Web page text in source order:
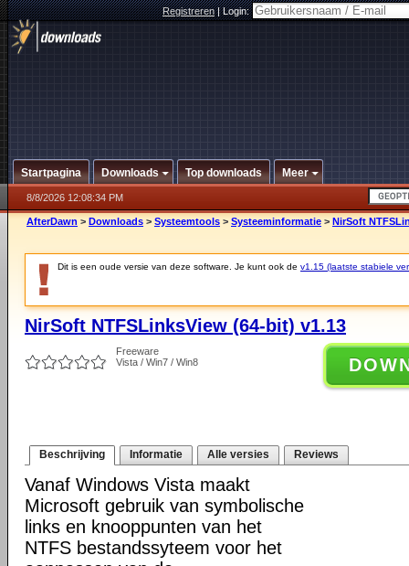
Registreren|Login:
Startpagina Downloads Top downloads Meer
8/8/2026 12:08:34 PM
AfterDawn > Downloads > Systeemtools > Systeeminformatie > NirSoft
Dit is een oude versie van deze software. Je kunt ook de v1.15 (laatste stabiele
NirSoft NTFSLinksView (64-bit) v1.13
Freeware
Vista / Win7 / Win8
Beschrijving Informatie Alle versies Reviews
Vanaf Windows Vista maakt
Microsoft gebruik van symbolische
links en knooppunten van het
NTFS bestandssyteem voor het